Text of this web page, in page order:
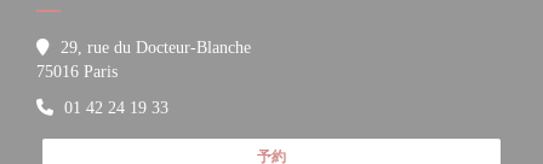
29, rue du Docteur-Blanche
75016 Paris((新しいウィンドウで開きます))
01 42 24 19 33
予約